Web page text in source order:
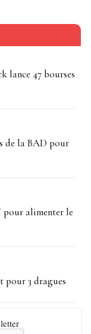
lance 47 bourses
de la BAD pour
pour alimenter le
pour 3 dragues